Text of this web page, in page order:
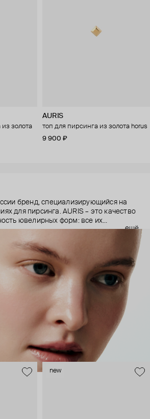
золота
AURIS
топ для пирсинга из золота horus
9 900 ₽
бренд, специализирующийся на
для пирсинга. AURIS – это качество
ювелирных форм: все их
В процессе создания участвуют
пирсеры (они отвечают за
пирсинга), так и ювелирные
им дизайн соответствует трендам, а
между собой).
тех, кто открыто выражает себя, но
и по-взрослому.
ещё
new